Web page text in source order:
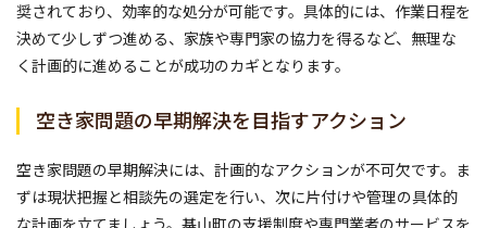
奨されており、効率的な処分が可能です。具体的には、作業日程を
決めて少しずつ進める、家族や専門家の協力を得るなど、無理な
く計画的に進めることが成功のカギとなります。
空き家問題の早期解決を目指すアクション
空き家問題の早期解決には、計画的なアクションが不可欠です。ま
ずは現状把握と相談先の選定を行い、次に片付けや管理の具体的
な計画を立てましょう。基山町の支援制度や専門業者のサービスを